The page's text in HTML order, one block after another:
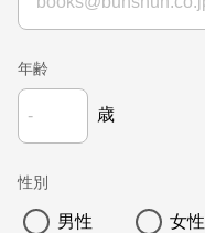
年齢
歳
性別
男性 女性